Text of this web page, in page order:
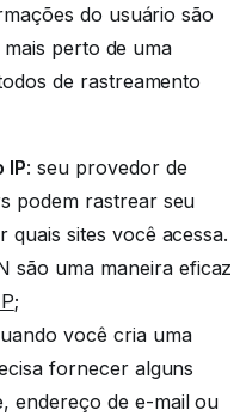
do usuário são
perto de uma
de rastreamento
IP: seu provedor de
podem rastrear seu
sites você acessa.
são uma maneira eficaz
;
você cria uma
fornecer alguns
endereço de e-mail ou